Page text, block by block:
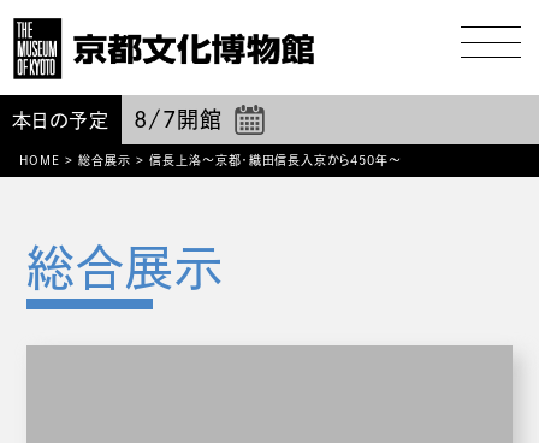
本日の予定 8/7 開館
HOME > 総合展示 > 信長上洛～京都・織田信長入京から450年～